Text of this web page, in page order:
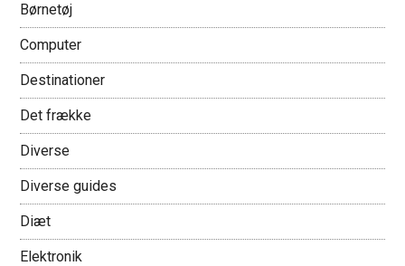
Børnetøj
Computer
Destinationer
Det frække
Diverse
Diverse guides
Diæt
Elektronik